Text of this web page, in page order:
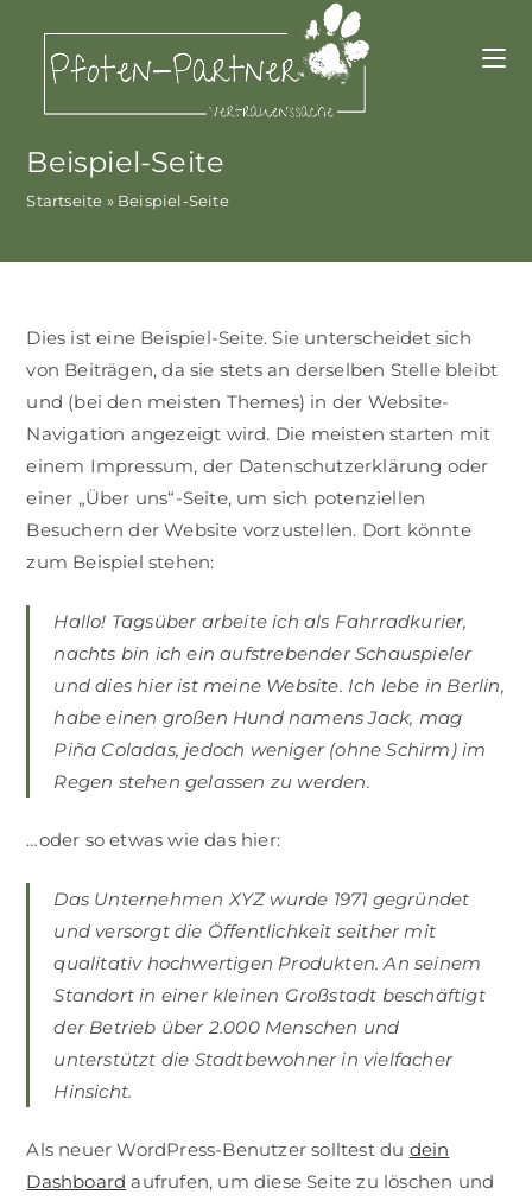
Beispiel-Seite
Startseite » Beispiel-Seite
Dies ist eine Beispiel-Seite. Sie unterscheidet sich
von Beiträgen, da sie stets an derselben Stelle bleibt
und (bei den meisten Themes) in der Website-
Navigation angezeigt wird. Die meisten starten mit
einem Impressum, der Datenschutzerklärung oder
einer „Über uns“-Seite, um sich potenziellen
Besuchern der Website vorzustellen. Dort könnte
zum Beispiel stehen:
Hallo! Tagsüber arbeite ich als Fahrradkurier,
nachts bin ich ein aufstrebender Schauspieler
und dies hier ist meine Website. Ich lebe in Berlin,
habe einen großen Hund namens Jack, mag
Piña Coladas, jedoch weniger (ohne Schirm) im
Regen stehen gelassen zu werden.
…oder so etwas wie das hier:
Das Unternehmen XYZ wurde 1971 gegründet
und versorgt die Öffentlichkeit seither mit
qualitativ hochwertigen Produkten. An seinem
Standort in einer kleinen Großstadt beschäftigt
der Betrieb über 2.000 Menschen und
unterstützt die Stadtbewohner in vielfacher
Hinsicht.
Als neuer WordPress-Benutzer solltest du dein
Dashboard aufrufen, um diese Seite zu löschen und